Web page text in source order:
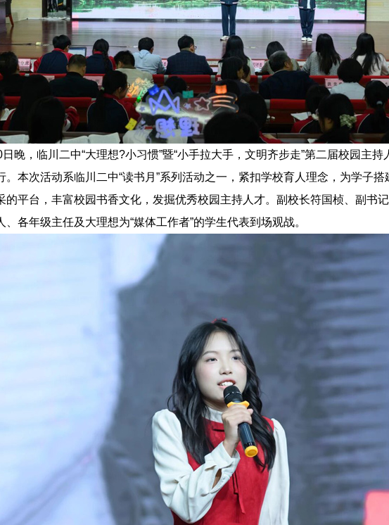
晚，临川二中“大理想?小习惯”暨“小手拉大手，文明齐步走”第二届校园主
。本次活动系临川二中“读书月”系列活动之一，紧扣学校育人理念，为学子
的平台，丰富校园书香文化，发掘优秀校园主持人才。副校长符国桢、副书
、各年级主任及大理想为“媒体工作者”的学生代表到场观战。